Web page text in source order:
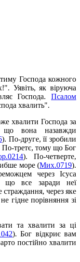
Господа кожного
Уявіть, як віруюча
Господа. Псалом
хвалить".
хвалити Господа за
що вона назавжди
). По-друге, її зробили
По-третє, тому що Бог
). По-четверте,
море (Мих.0719).
через Ісуса
все заради неї
через яке
гідне порівняння зі
та хвалити за ці
). Бог відкриє вам
постійно хвалити